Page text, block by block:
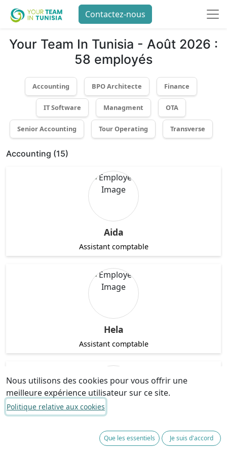
Contactez-nous
Your Team In Tunisia - Août 2026 :
58 employés
Accounting BPO Architecte Finance
IT Software Managment OTA
Senior Accounting Tour Operating Transverse
Accounting (15)
Aida
Assistant comptable
Hela
Assistant comptable
Assistant comptable
Nous utilisons des cookies pour vous offrir une
meilleure expérience utilisateur sur ce site.
Politique relative aux cookies
Que les essentiels Je suis d'accord